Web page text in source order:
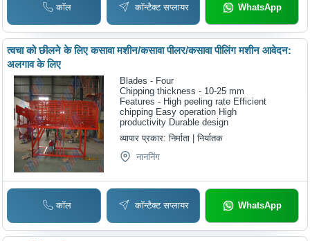
कॉल कॉन्टैक्ट सप्लायर WhatsApp
त्वचा को छीलने के लिए कसावा मशीन/कसावा पीलर/कसावा पीलिंग मशीन आवेदन:
अलगाव के लिए
Blades - Four
Chipping thickness - 10-25 mm
Features - High peeling rate Efficient
chipping Easy operation High
productivity Durable design
व्यापार प्रकार:निर्माता | निर्यातक
नाननिंग
कॉल कॉन्टैक्ट सप्लायर WhatsApp